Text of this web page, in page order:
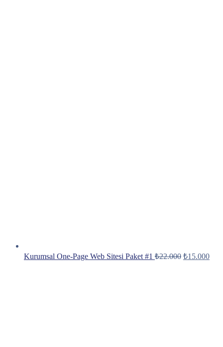
Kurumsal One-Page Web Sitesi Paket #1 ₺22.000 Orijinal
₺15.000Şu